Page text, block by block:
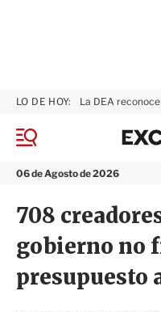
M
n
06 de Agosto de 2026
LO DE HOY: La DEA
708
gobierno no
presupuesto